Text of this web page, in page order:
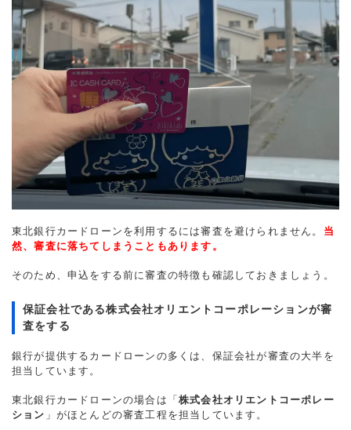
東北銀行カードローンを利用するには審査を避けられません。 当
然、審査に落ちてしまうこともあります。
そのため、申込をする前に審査の特徴も確認しておきましょう。
保証会社である株式会社オリエントコーポレーションが審
査をする
銀行が提供するカードローンの多くは、保証会社が審査の大半を
担当しています。
東北銀行カードローンの場合は「 株式会社オリエントコーポレー
ション 」がほとんどの審査工程を担当しています。